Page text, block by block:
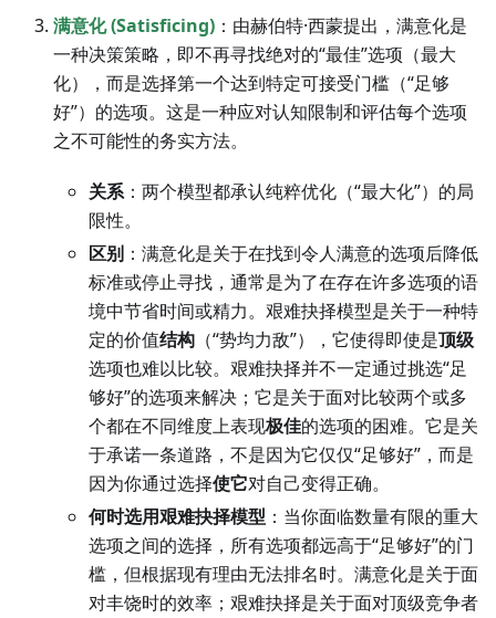
满意化 (Satisficing) ：由赫伯特·西蒙提出，满意化是
一种决策策略，即不再寻找绝对的“最佳”选项（最大
化），而是选择第一个达到特定可接受门槛（“足够
好”）的选项。这是一种应对认知限制和评估每个选项
之不可能性的务实方法。
关系：两个模型都承认纯粹优化（“最大化”）的局
限性。
区别 ：满意化是关于在找到令人满意的选项后降低
标准或停止寻找，通常是为了在存在许多选项的语
境中节省时间或精力。艰难抉择模型是关于一种特
定的价值结构 （“势均力敌”），它使得即使是顶级
选项也难以比较。艰难抉择并不一定通过挑选“足
够好”的选项来解决；它是关于面对比较两个或多
个都在不同维度上表现极佳的选项的困难。它是关
于承诺一条道路，不是因为它仅仅“足够好”，而是
因为你通过选择使它对自己变得正确。
何时选用艰难抉择模型 ：当你面临数量有限的重大
选项之间的选择，所有选项都远高于“足够好”的门
槛，但根据现有理由无法排名时。满意化是关于面
对丰饶时的效率；艰难抉择是关于面对顶级竞争者